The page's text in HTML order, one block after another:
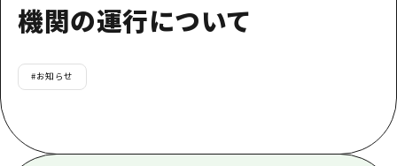
癒し
弾丸
2泊3日
広島おもてなしパス
広島県を訪れる外国人旅行者向け情報一
機関の運行について
#お知らせ